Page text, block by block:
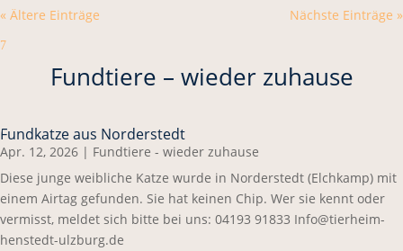
« Ältere Einträge Nächste Einträge »
7
Fundtiere – wieder zuhause
Fundkatze aus Norderstedt
Apr. 12, 2026 | Fundtiere - wieder zuhause
Diese junge weibliche Katze wurde in Norderstedt (Elchkamp) mit
einem Airtag gefunden. Sie hat keinen Chip. Wer sie kennt oder
vermisst, meldet sich bitte bei uns: 04193 91833 Info@tierheim-
henstedt-ulzburg.de